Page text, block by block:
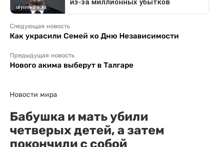
Следующая новость
Как украсили Семей ко Дню Независимости
Предыдущая новость
Нового акима выберут в Талгаре
Новости мира
Бабушка и мать убили
четверых детей, а затем
покончили с собой